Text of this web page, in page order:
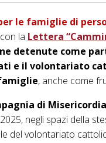
le famiglie di
la Lettera
detenute come
e il volontariato
, anche come
di Misericordia
negli spazi della
del volontariato